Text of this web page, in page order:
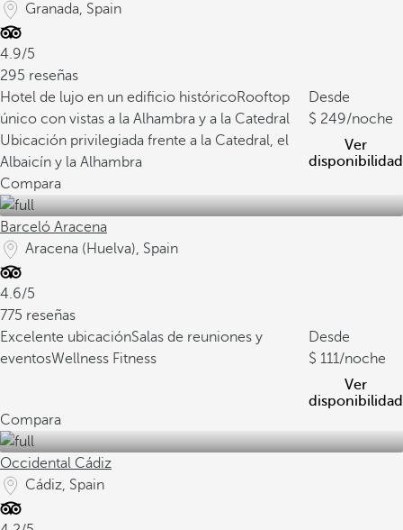
Granada, Spain
4.9/5
295 reseñas
Hotel de lujo en un edificio históricoRooftop
único con vistas a la Alhambra y a la Catedral
Ubicación privilegiada frente a la Catedral, el
Albaicín y la Alhambra
Desde
249/noche
Ver
disponibilidad
Compara
Barceló Aracena
Aracena (Huelva), Spain
4.6/5
775 reseñas
Excelente ubicaciónSalas de reuniones y
eventosWellness Fitness
Desde
111/noche
Ver
disponibilidad
Compara
Occidental Cádiz
Cádiz, Spain